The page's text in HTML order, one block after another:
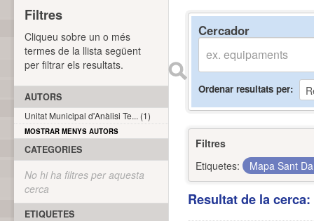
Cercador
Ordenar resultats per
Filtres
Etiquetes:
Mapa Sant
Resultat de la
Filtres
Cliqueu sobre un o més
termes de la llista següent
per filtrar els resultats.
AUTORS
Unitat Municipal d'Anàlisi Te... (1)
MOSTRAR MENYS AUTORS
CATEGORIES
No hi ha filtres per aquesta
cerca
ETIQUETES